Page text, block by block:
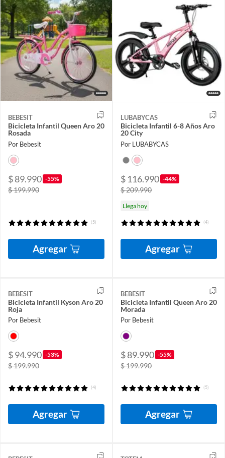
BEBESIT
Bicicleta Infantil Queen Aro 20
Rosada
Por Bebesit
$ 89.990 -55%
$ 199.990
(5)
Agregar
LUBABYCAS
Bicicleta Infantil 6-8 Años Aro
20 City
Por LUBABYCAS
$ 116.990 -44%
$ 209.990
Llega hoy
(4)
Agregar
BEBESIT
Bicicleta Infantil Kyson Aro 20
Roja
Por Bebesit
$ 94.990 -53%
$ 199.990
(4)
Agregar
BEBESIT
Bicicleta Infantil Queen Aro 20
Morada
Por Bebesit
$ 89.990 -55%
$ 199.990
(5)
Agregar